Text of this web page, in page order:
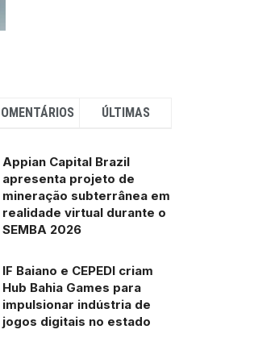
ÚLTIMAS
Appian Capital Brazil
apresenta projeto de
mineração subterrânea em
realidade virtual durante o
SEMBA 2026
IF Baiano e CEPEDI criam
Hub Bahia Games para
impulsionar indústria de
jogos digitais no estado